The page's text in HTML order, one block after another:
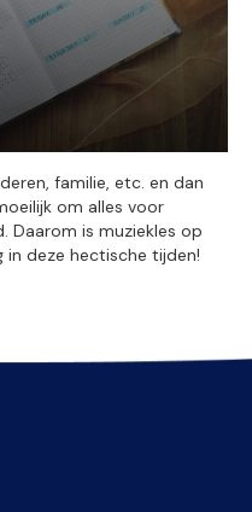
familie, etc. en dan
om alles voor
Daarom is muziekles op
deze hectische tijden!